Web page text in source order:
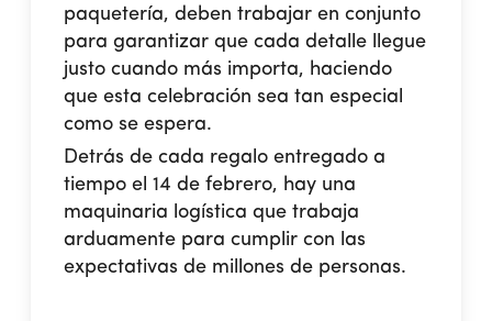
paquetería, deben trabajar en conjunto
para garantizar que cada detalle llegue
justo cuando más importa, haciendo
que esta celebración sea tan especial
como se espera.
Detrás de cada regalo entregado a
tiempo el 14 de febrero, hay una
maquinaria logística que trabaja
arduamente para cumplir con las
expectativas de millones de personas.